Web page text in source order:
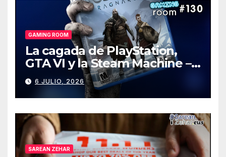
GAMING ROOM
La cagada de PlayStation,
GTA VI y la Steam Machine –
Gaming Room #130
6 JULIO, 2026
SAREAN ZEHAR